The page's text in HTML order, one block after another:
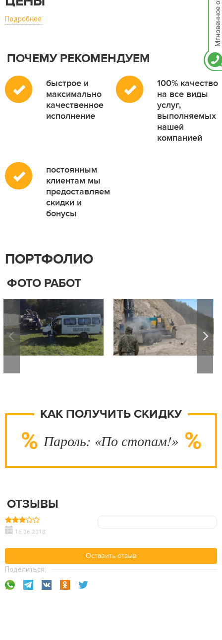
Подробнее
ПОЧЕМУ РЕКОМЕНДУЕМ
быстрое и
максимально
качественное
исполнение
100% качество
на все виды
услуг,
выполняемых
нашей
компанией
постоянным
клиентам мы
предоставляем
скидки и
бонусы
ПОРТФОЛИО
ФОТО РАБОТ
КАК ПОЛУЧИТЬ СКИДКУ
Пароль: «По стопам!»
ОТЗЫВЫ
16.06.2018
Оставить отзыв
Поделиться: